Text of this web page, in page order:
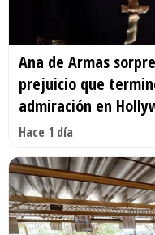
Ana de Armas
prejuicio que
admiración en
Hace 1 día